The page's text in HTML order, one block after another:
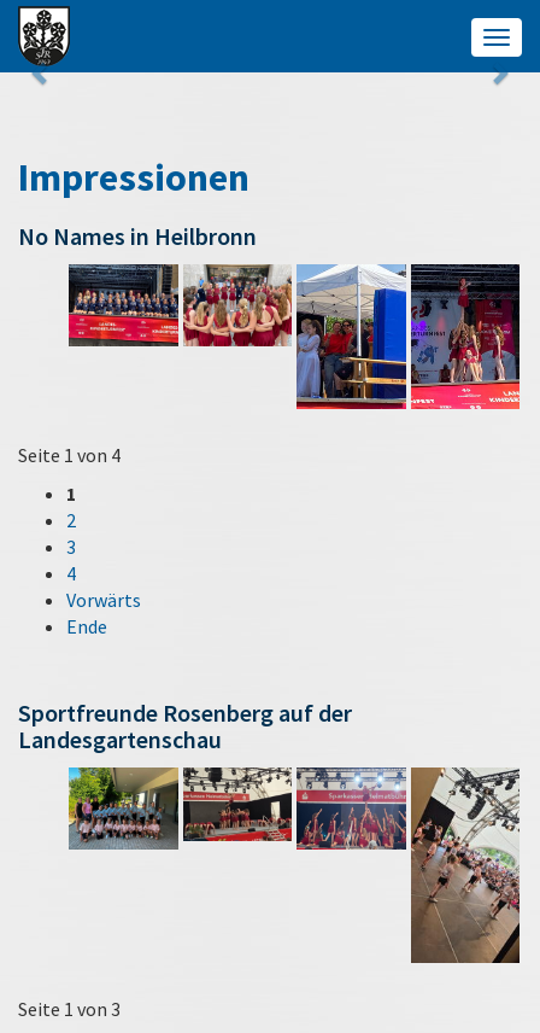
Impressionen
No Names in Heilbronn
Seite 1 von 4
1
2
3
4
Vorwärts
Ende
Sportfreunde Rosenberg auf der
Landesgartenschau
Seite 1 von 3